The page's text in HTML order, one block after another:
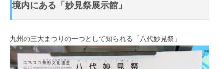
境内にある「妙見祭展示館」
九州の三大まつりの一つとして知られる「八代妙見祭」